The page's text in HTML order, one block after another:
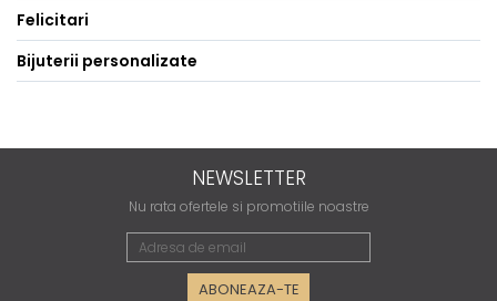
Felicitari
Bijuterii personalizate
NEWSLETTER
Nu rata ofertele si promotiile noastre